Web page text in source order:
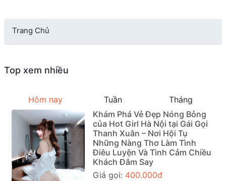
Trang Chủ
Top xem nhiều
Hôm nay Tuần
Tháng
Khám Phá Vẻ Đẹp Nóng Bỏng
của Hot Girl Hà Nội tại Gái Gọi
Thanh Xuân – Nơi Hội Tụ
Những Nàng Thơ Làm Tình
Điêu Luyện Và Tình Cảm Chiều
Khách Đắm Say
Giá gọi: 400.000đ